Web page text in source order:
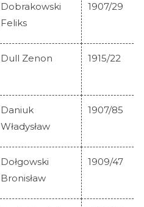
Dobrakowski
Feliks
1907/29
Dull Zenon 1915/22
Daniuk
Władysław
1907/85
Dołgowski
Bronisław
1909/47